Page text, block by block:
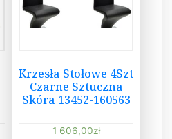
Krzesła Stołowe 4Szt
Czarne Sztuczna
Skóra 13452-160563
1 606,00zł